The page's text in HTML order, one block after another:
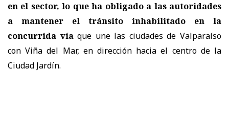
en el sector, lo que ha obligado a las autoridades
a mantener el tránsito inhabilitado en la
concurrida víaque une las ciudades de Valparaíso
con Viña del Mar, en dirección hacia el centro de la
Ciudad Jardín.